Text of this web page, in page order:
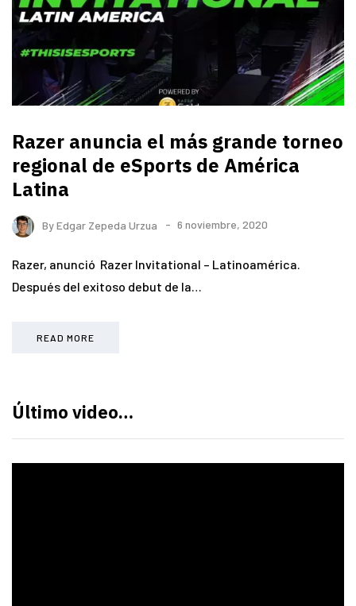
Razer anuncia el más grande torneo
regional de eSports de América
Latina
ByEdgar Zepeda Urzua 6 noviembre, 2020
Razer, anunció Razer Invitational – Latinoamérica.
Después del exitoso debut de la…
READ MORE
Último video…